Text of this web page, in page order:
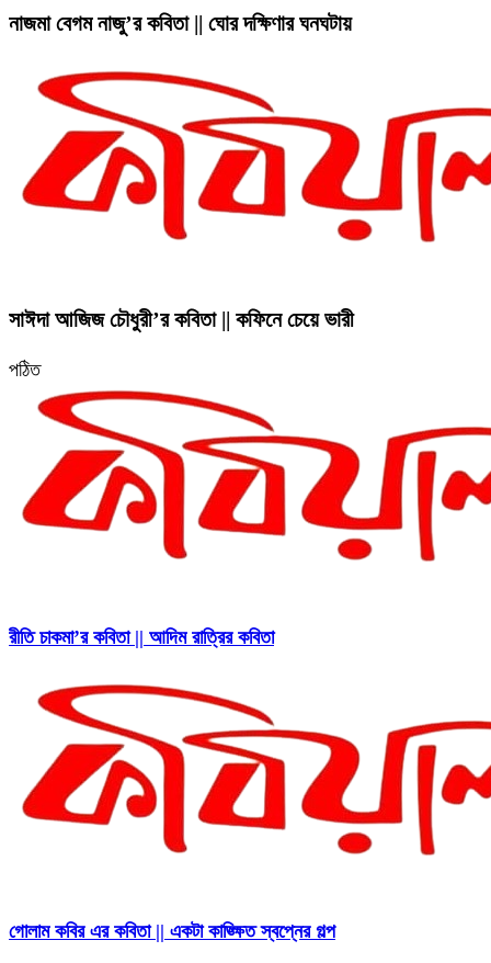
নাজমা বেগম নাজু’র কবিতা || ঘোর দক্ষিণার ঘনঘটায়
সাঈদা আজিজ চৌধুরী’র কবিতা || কফিনে চেয়ে ভারী
পঠিত
রীতি চাকমা’র কবিতা || আদিম রাত্রির কবিতা
গোলাম কবির এর কবিতা || একটা কাঙ্ক্ষিত স্বপ্নের গল্প